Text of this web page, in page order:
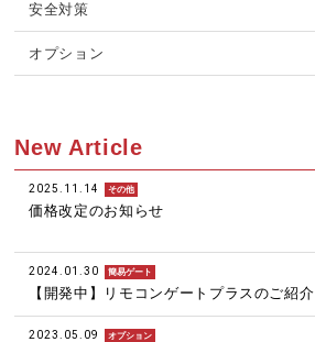
安全対策
オプション
New Article
2025.11.14 その他
価格改定のお知らせ
2024.01.30 簡易ゲート
【開発中】リモコンゲートプラスのご紹介
2023.05.09 オプション